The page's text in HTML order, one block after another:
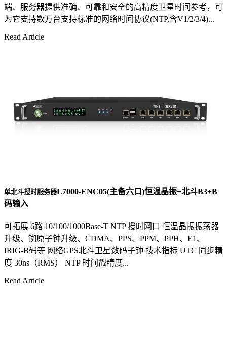
端、服务器提供准确、可靠和安全的高精度卫星时间参考，可
为它支持数万台支持标准的网络时间协议(NTP,含V1/2/3/4)...
Read Article
单北斗授时服务器L7000-ENC05(主备六口)恒温晶振+北斗B3+B
码输入
可拓展 6路 10/100/1000Base-T NTP 授时网口 恒温晶振振荡器
升级、铷原子钟升级、CDMA、PPS、PPM、PPH、E1、
IRIG-B码等 网络GPS北斗卫星数码子钟 技术指标 UTC 同步精
度 30ns（RMS） NTP 时间戳精度...
Read Article